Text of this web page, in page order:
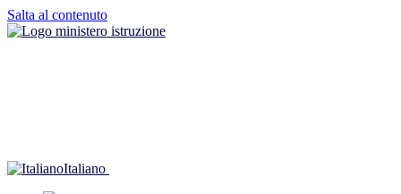
Salta al contenuto
Italiano